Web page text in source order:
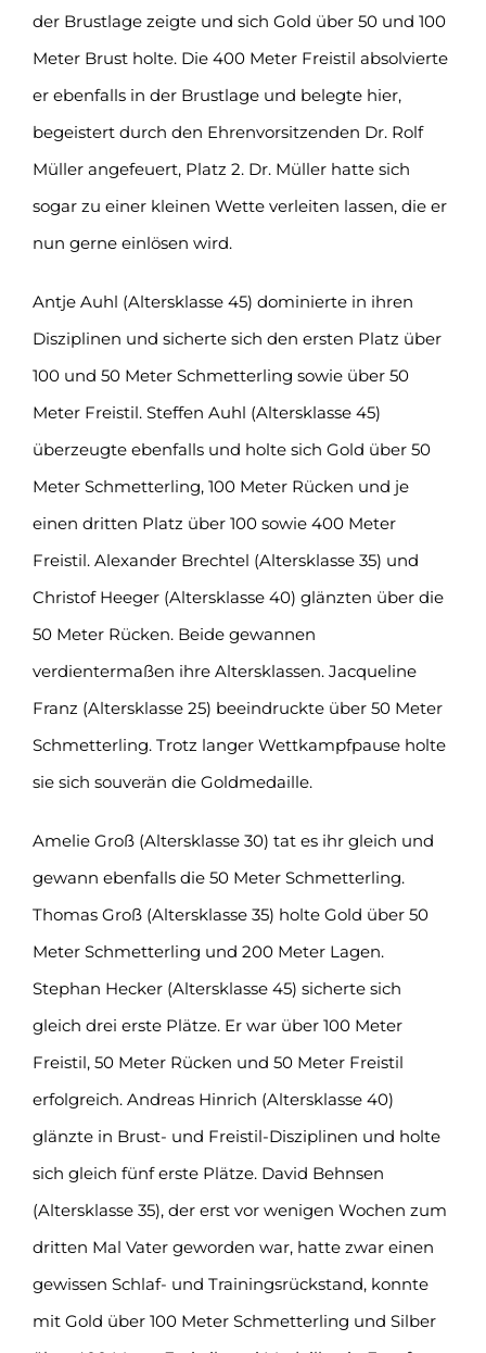
der Brustlage zeigte und sich Gold über 50 und 100
Meter Brust holte. Die 400 Meter Freistil absolvierte
er ebenfalls in der Brustlage und belegte hier,
begeistert durch den Ehrenvorsitzenden Dr. Rolf
Müller angefeuert, Platz 2. Dr. Müller hatte sich
sogar zu einer kleinen Wette verleiten lassen, die er
nun gerne einlösen wird.
Antje Auhl (Altersklasse 45) dominierte in ihren
Disziplinen und sicherte sich den ersten Platz über
100 und 50 Meter Schmetterling sowie über 50
Meter Freistil. Steffen Auhl (Altersklasse 45)
überzeugte ebenfalls und holte sich Gold über 50
Meter Schmetterling, 100 Meter Rücken und je
einen dritten Platz über 100 sowie 400 Meter
Freistil. Alexander Brechtel (Altersklasse 35) und
Christof Heeger (Altersklasse 40) glänzten über die
50 Meter Rücken. Beide gewannen
verdientermaßen ihre Altersklassen. Jacqueline
Franz (Altersklasse 25) beeindruckte über 50 Meter
Schmetterling. Trotz langer Wettkampfpause holte
sie sich souverän die Goldmedaille.
Amelie Groß (Altersklasse 30) tat es ihr gleich und
gewann ebenfalls die 50 Meter Schmetterling.
Thomas Groß (Altersklasse 35) holte Gold über 50
Meter Schmetterling und 200 Meter Lagen.
Stephan Hecker (Altersklasse 45) sicherte sich
gleich drei erste Plätze. Er war über 100 Meter
Freistil, 50 Meter Rücken und 50 Meter Freistil
erfolgreich. Andreas Hinrich (Altersklasse 40)
glänzte in Brust- und Freistil-Disziplinen und holte
sich gleich fünf erste Plätze. David Behnsen
(Altersklasse 35), der erst vor wenigen Wochen zum
dritten Mal Vater geworden war, hatte zwar einen
gewissen Schlaf- und Trainingsrückstand, konnte
mit Gold über 100 Meter Schmetterling und Silber